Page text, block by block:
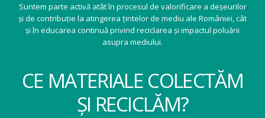
Suntem parte activă atât în procesul de valorificare a deșeurilor
și de contribuție la atingerea țintelor de mediu ale României, cât
și în educarea continuă privind reciclarea și impactul poluării
asupra mediului.
CE MATERIALE COLECTĂM
ȘI RECICLĂM?